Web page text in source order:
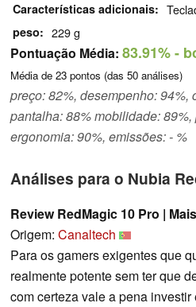
Características adicionais
peso 229 g
Pontuação Média: 83.91%-
Média de 23 pontos (das 50 análises)
preço: 82%, desempenho: 94%,
pantalha: 88% mobilidade:
ergonomia: 90%, emissões: - %
Análises para o Nubia
Review RedMagic 10 Pro |
Origem: Canaltech
Para os gamers exigentes que
realmente potente sem ter que
com certeza vale a pena